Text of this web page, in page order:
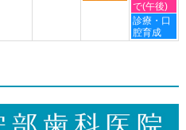
3rd
4th
日,
9
月
5th
で(午後)
土
曜
日,
診療・口
腔育成